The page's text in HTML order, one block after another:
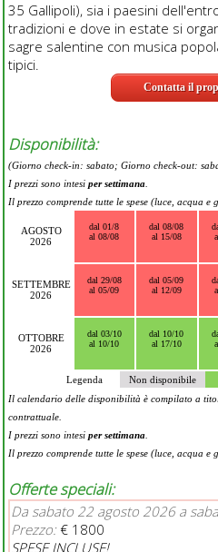
35 Gallipoli), sia i paesini
tradizioni e dove in estate si
sagre salentine con musica
tipici.
Contatta il
Disponibilità:
(Giorno check-in: sabato; Giorno check-out:
I prezzi sono intesi per settimana.
Il prezzo comprende tutte le spese (luce, acqua e
AGOSTO
2026
dal 01/8
al 08/08
dal 08/08
al 15/08
SETTEMBRE
2026
dal 29/08
al 05/09
dal 05/09
al 12/09
OTTOBRE
2026
dal 03/10
al 10/10
dal 10/10
al 17/10
Legenda Non disponibile
Il calendario delle disponibilità è compilato a
contrattuale.
I prezzi sono intesi per settimana.
Il prezzo comprende tutte le spese (luce, acqua e
Offerte speciali:
Da sabato 22 agosto 2026 a
Prezzo:€ 1800
SPESE INCLUSE!